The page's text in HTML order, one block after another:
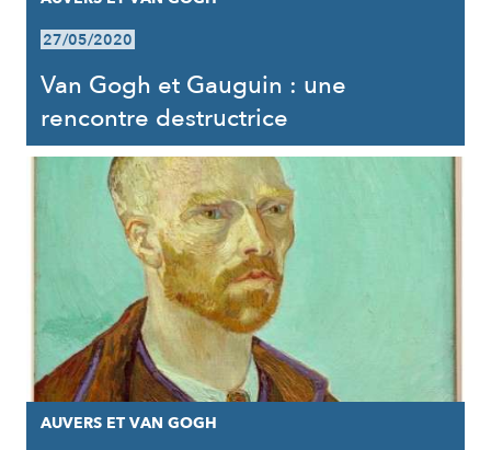
27/05/2020
Van Gogh et Gauguin : une
rencontre destructrice
AUVERS ET VAN GOGH